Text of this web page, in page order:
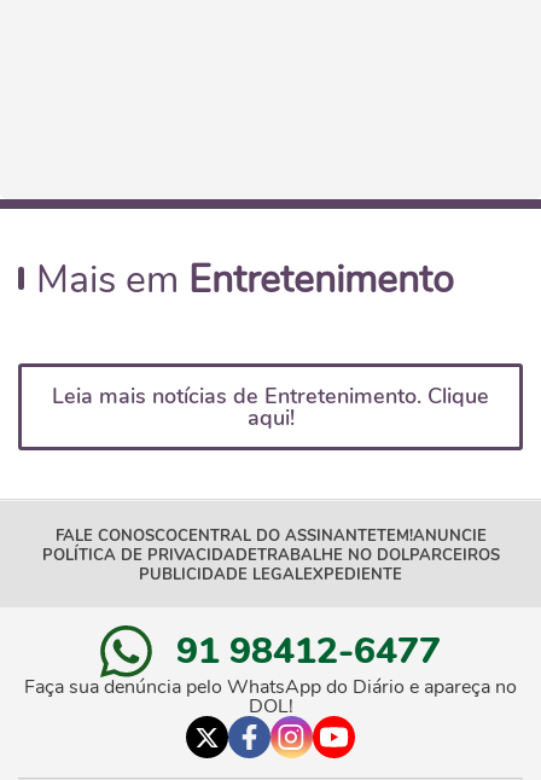
Mais em Entretenimento
Leia mais notícias de Entretenimento. Clique
aqui!
FALE CONOSCOCENTRAL DO ASSINANTETEM!ANUNCIE
POLÍTICA DE PRIVACIDADETRABALHE NO DOLPARCEIROS
PUBLICIDADE LEGALEXPEDIENTE
91 98412-6477
Faça sua denúncia pelo WhatsApp do Diário e apareça no
DOL!